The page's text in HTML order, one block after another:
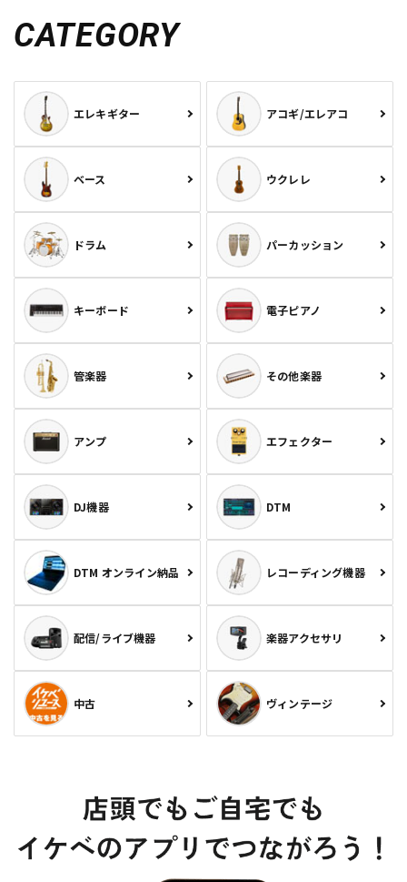
CATEGORY
エレキギター アコギ/エレアコ
ベース ウクレレ
ドラム パーカッション
キーボード 電子ピアノ
管楽器 その他楽器
アンプ エフェクター
DJ機器 DTM
DTM オンライン納品 レコーディング機器
配信/ライブ機器 楽器アクセサリ
中古 ヴィンテージ